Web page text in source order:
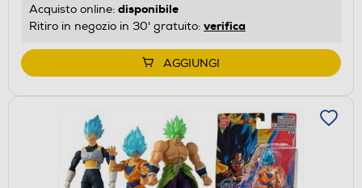
Acquisto online: disponibile
Ritiro in negozio in 30' gratuito: verifica
AGGIUNGI